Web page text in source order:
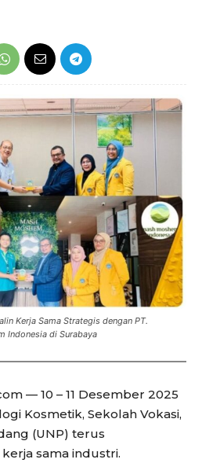
Kerja Sama Strategis dengan PT.
Indonesia di Surabaya
— 10 – 11 Desember 2025
Kosmetik, Sekolah Vokasi,
(UNP) terus
sama industri.